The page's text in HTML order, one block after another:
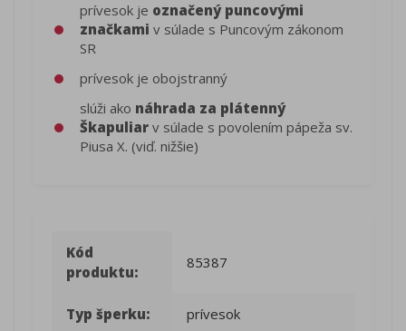
prívesok je označený puncovými
značkami v súlade s Puncovým zákonom
SR
prívesok je obojstranný
slúži ako náhrada za plátenný
Škapuliar v súlade s povolením pápeža sv.
Piusa X. (viď. nižšie)
Kód
produktu:
85387
Typ šperku: prívesok